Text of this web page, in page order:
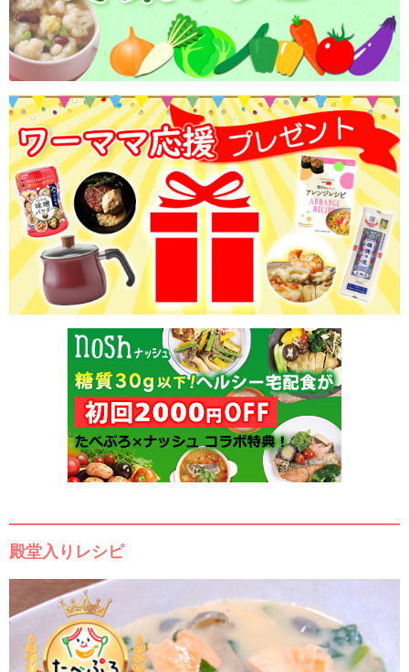
殿堂入りレシピ